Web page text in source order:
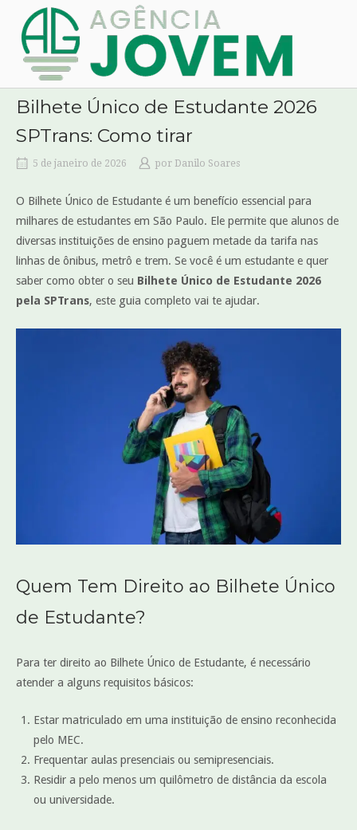
content
Home
Bilhete Único de Estudante 2026
SPTrans: Como tirar
5 de janeiro de 2026 por Danilo Soares
O Bilhete Único de Estudante é um benefício essencial para
milhares de estudantes em São Paulo. Ele permite que alunos de
diversas instituições de ensino paguem metade da tarifa nas
linhas de ônibus, metrô e trem. Se você é um estudante e quer
saber como obter o seu Bilhete Único de Estudante 2026
pela SPTrans, este guia completo vai te ajudar.
Quem Tem Direito ao Bilhete Único
de Estudante?
Para ter direito ao Bilhete Único de Estudante, é necessário
atender a alguns requisitos básicos:
Estar matriculado em uma instituição de ensino reconhecida
pelo MEC.
Frequentar aulas presenciais ou semipresenciais.
Residir a pelo menos um quilômetro de distância da escola
ou universidade.